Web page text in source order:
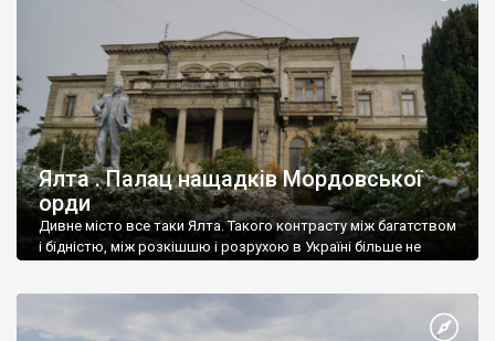
Ялта . Палац нащадків Мордовської
орди
Дивне місто все таки Ялта. Такого контрасту між багатством
і бідністю, між розкішшю і розрухою в Україні більше не